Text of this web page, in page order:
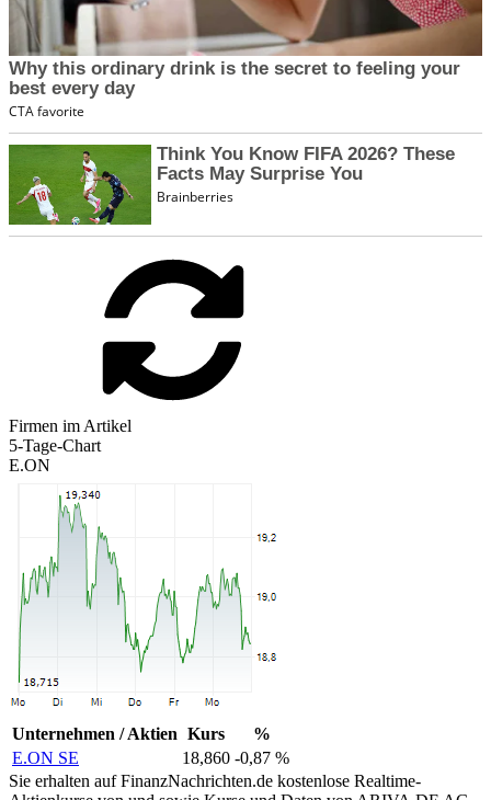
Firmen im Artikel
5-Tage-Chart
E.ON
Unternehmen / Aktien Kurs
%
E.ON SE
18,860 -0,87 %
Sie erhalten auf FinanzNachrichten.de kostenlose Realtime-